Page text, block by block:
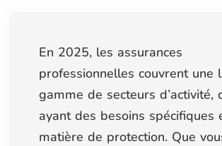
En 2025, les assurances
professionnelles couvrent une
gamme de secteurs d’activité,
ayant des besoins spécifiques
matière de protection. Que